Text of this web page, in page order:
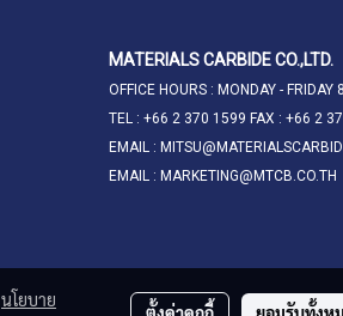
MATERIALS CARBIDE CO.,LTD.
OFFICE HOURS : MONDAY - FRIDAY
TEL : +66 2 370 1599 FAX : +66 2
EMAIL :
EMAIL : MARKETING@MTCB.CO.TH
นโยบาย